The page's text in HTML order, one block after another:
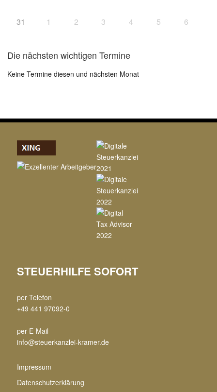
31 1 2 3 4 5 6
Die nächsten wichtigen Termine
Keine Termine diesen und nächsten Monat
STEUERHILFE SOFORT
per Telefon
+49 441 97092-0
per E-Mail
info@steuerkanzlei-kramer.de
Impressum
Datenschutzerklärung